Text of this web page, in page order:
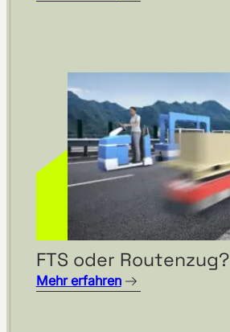
FTS oder Routenzug?
Mehr erfahren